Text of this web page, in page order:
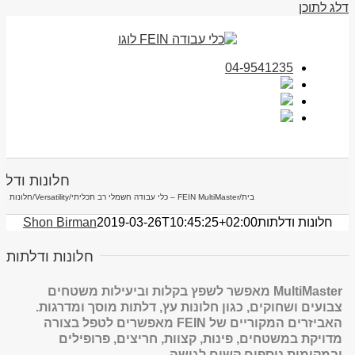
דלג לתוכן
04-9541235
חלונות
בית/FEIN MultiMaster – כלי עבודה חשמלי רב תכליתי /
Versatility
/חלונות
חלונות ודלתות Shon Birman2019-03-26T10:45:25+02:00
חלונות ודלתות
MultiMaster מאפשר לשפץ בקלות וביעילות משטחים
צבועים ושחוקים, כגון חלונות עץ, דלתות מוסך ומדרגות.
האביזרים המקוריים של FEIN מאפשרים לטפל בצורה
מדויקת במשטחים, פינות, קצוות, חריצים, פרופילים